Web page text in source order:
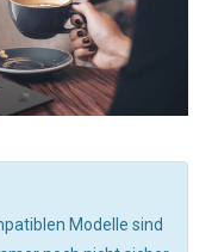
Modelle sind